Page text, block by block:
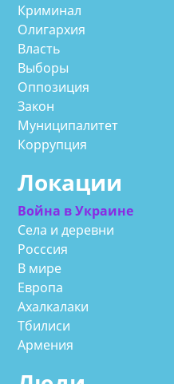
Криминал
Олигархия
Власть
Выборы
Оппозиция
Закон
Муниципалитет
Коррупция
Локации
Война в Украине
Села и деревни
Росссия
В мире
Европа
Ахалкалаки
Тбилиси
Армения